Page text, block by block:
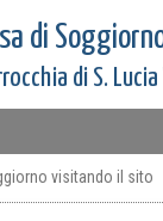
di
di S. Lucia
visitando il sito